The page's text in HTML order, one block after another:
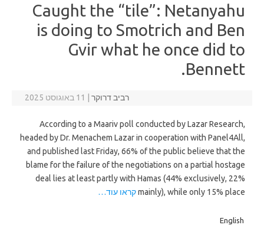
Caught the “tile”: Netanyahu
is doing to Smotrich and Ben
Gvir what he once did to
Bennett.
רביב דרוקר 11 באוגוסט 2025
According to a Maariv poll conducted by Lazar Research,
headed by Dr. Menachem Lazar in cooperation with Panel4All,
and published last Friday, 66% of the public believe that the
blame for the failure of the negotiations on a partial hostage
deal lies at least partly with Hamas (44% exclusively, 22%
mainly), while only 15% placeקראו עוד…
English